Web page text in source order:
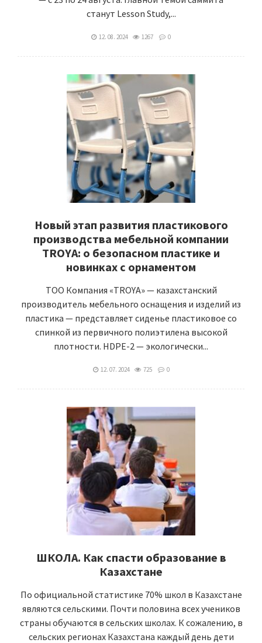
станут Lesson Study,...
12. 08. 2024 1267 0
Новый этап развития пластикового
производства мебельной компании
TROYA: о безопасном пластике и
новинках с орнаментом
ТОО Компания «TROYA» — казахстанский
производитель мебельного оснащения и изделий из
пластика — представляет сиденье пластиковое со
спинкой из первичного полиэтилена высокой
плотности. HDPE-2 — экологически...
12. 07. 2024 725 0
ШКОЛА. Как спасти образование в
Казахстане
По официальной статистике 70% школ в Казахстане
являются сельскими. Почти половина всех учеников
страны обучаются в сельских школах. К сожалению, в
сельских регионах Казахстана каждый день дети